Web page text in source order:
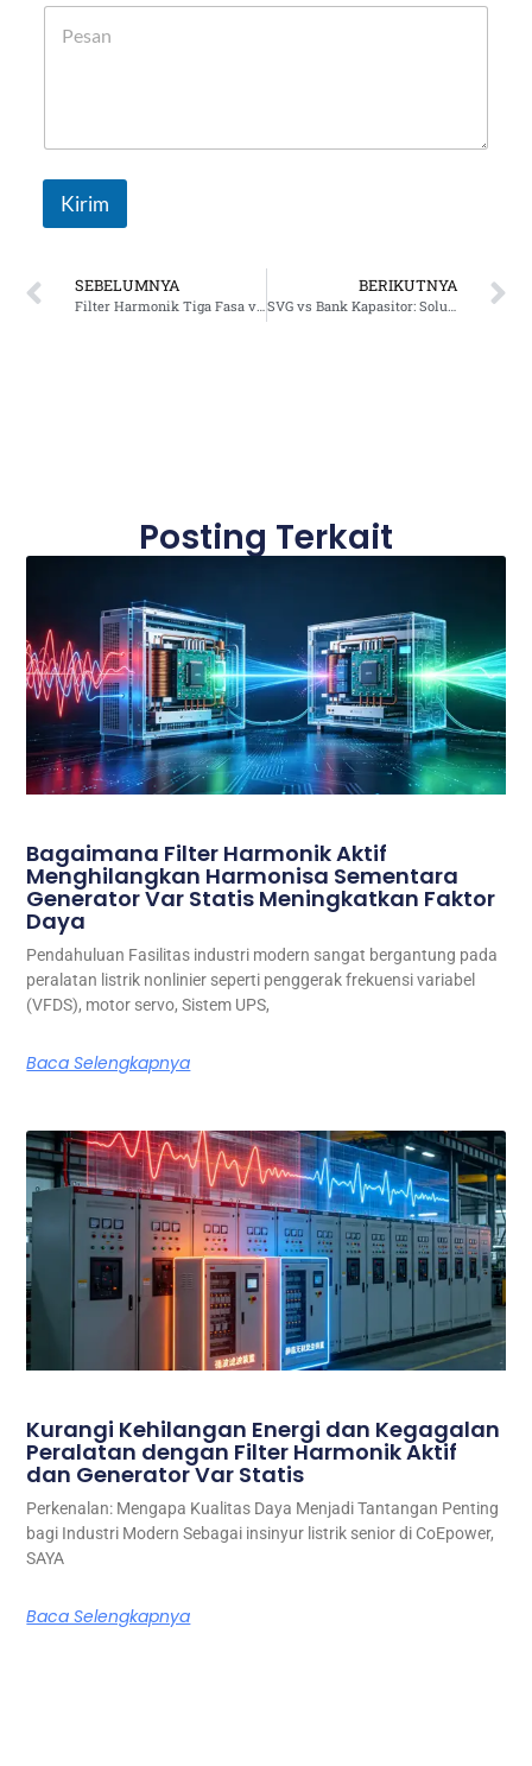
Kirim
SEBELUMNYA
Filter Harmonik Tiga Fasa vs Filter Harmonik Aktif: Solusi Mana yang Terbaik untuk Kualitas Tenaga Industri?
BERIKUTNYA
Posting Terkait
Bagaimana Filter Harmonik Aktif
Menghilangkan Harmonisa Sementara
Generator Var Statis Meningkatkan Faktor
Daya
Pendahuluan Fasilitas industri modern sangat bergantung pada
peralatan listrik nonlinier seperti penggerak frekuensi variabel
(VFDS), motor servo, Sistem UPS,
Baca Selengkapnya
Kurangi Kehilangan Energi dan Kegagalan
Peralatan dengan Filter Harmonik Aktif
dan Generator Var Statis
Perkenalan: Mengapa Kualitas Daya Menjadi Tantangan Penting
bagi Industri Modern Sebagai insinyur listrik senior di CoEpower,
SAYA
Baca Selengkapnya